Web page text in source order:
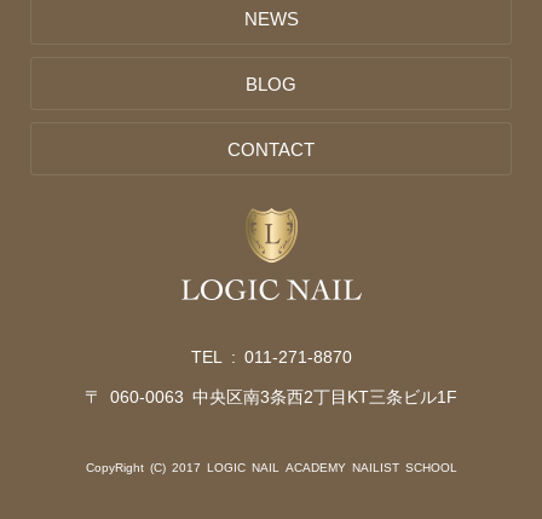
NEWS
BLOG
CONTACT
TEL : 011-271-8870
〒 060-0063 中央区南3条西2丁目KT三条ビル1F
CopyRight (C) 2017 LOGIC NAIL ACADEMY NAILIST SCHOOL